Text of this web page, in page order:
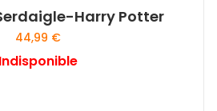
Harry Potter
44,99 €
Indisponible